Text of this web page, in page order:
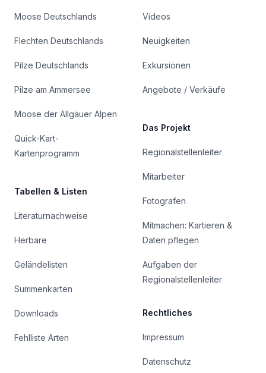
Moose Deutschlands
Flechten Deutschlands
Pilze Deutschlands
Pilze am Ammersee
Moose der Allgäuer Alpen
Quick-Kart-
Kartenprogramm
Tabellen & Listen
Literaturnachweise
Herbare
Geländelisten
Summenkarten
Downloads
Fehlliste Arten
Videos
Neuigkeiten
Exkursionen
Angebote / Verkäufe
Das Projekt
Regionalstellenleiter
Mitarbeiter
Fotografen
Mitmachen: Kartieren &
Daten pflegen
Aufgaben der
Regionalstellenleiter
Rechtliches
Impressum
Datenschutz